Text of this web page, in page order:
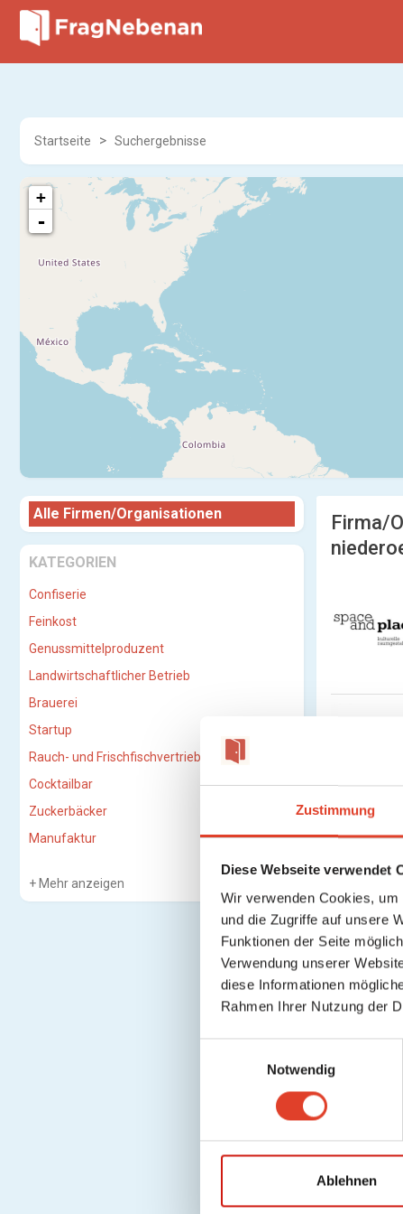
Zustimmung
Diese Webseite verwendet
Wir verwenden Cookies,
und die Zugriffe auf unsere
Funktionen der Seite
Verwendung unserer
diese Informationen
Rahmen Ihrer Nutzung der
Notwendig
Ablehnen
Startseite Suchergebnisse
+
-
Alle Firmen/Organisationen
KATEGORIEN
Confiserie
Feinkost
Genussmittelproduzent
Landwirtschaftlicher Betrieb
Brauerei
Startup
Rauch- und Frischfischvertriebs-GmbH
Cocktailbar
Zuckerbäcker
Manufaktur
Mehr anzeigen
Firma/